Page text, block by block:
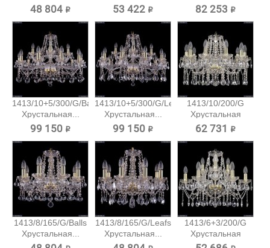
подвесная...
48 804 ₽
подвесная...
53 422 ₽ 82 253 ₽
1413/10+5/300/G/Balls
Хрустальная...
99 150 ₽
1413/10+5/300/G/Leafs
Хрустальная...
99 150 ₽
1413/10/200/G
Хрустальная
подвесная...
62 731 ₽
1413/8/165/G/Balls
Хрустальная...
1413/8/165/G/Leafs
Хрустальная...
1413/6+3/200/G
Хрустальная
подвесная...